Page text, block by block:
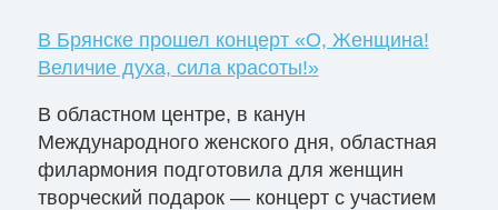
В Брянске прошел концерт «О, Женщина!
Величие духа, сила красоты!»
В областном центре, в канун
Международного женского дня, областная
филармония подготовила для женщин
творческий подарок — концерт с участием